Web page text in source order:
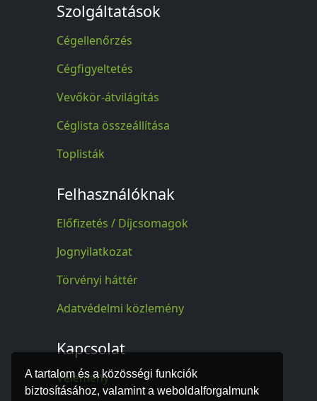
A tartalom és a közösségi funkciók
biztosításához, valamint a weboldalforgalmunk
Szolgáltatások
Cégellenőrzés
Cégfigyeltetés
Vevőkör-átvilágítás
Céglista összeállítása
Toplisták
Felhasználóknak
Előfizetés / Díjcsomagok
Jognyilatkozat
Törvényi háttér
Adatvédelmi közlemény
Kapcsolat
Vélemény